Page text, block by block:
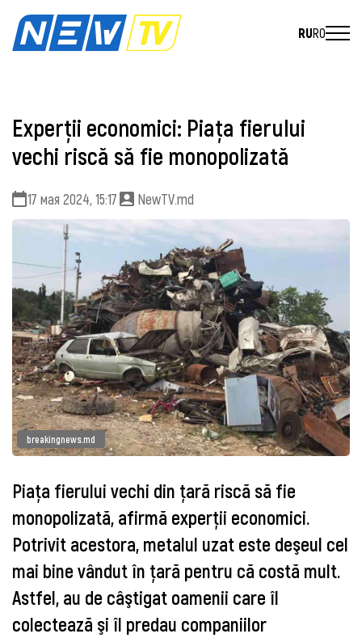
RURO
Experţii economici: Piaţa fierului
vechi riscă să fie monopolizată
17 мая 2024, 15:17 NewTV.md
breakingnews.md
Piaţa fierului vechi din ţară riscă să fie
monopolizată, afirmă experţii economici.
Potrivit acestora, metalul uzat este deşeul cel
mai bine vândut în ţară pentru că costă mult.
Astfel, au de câştigat oamenii care îl
colectează şi îl predau companiilor